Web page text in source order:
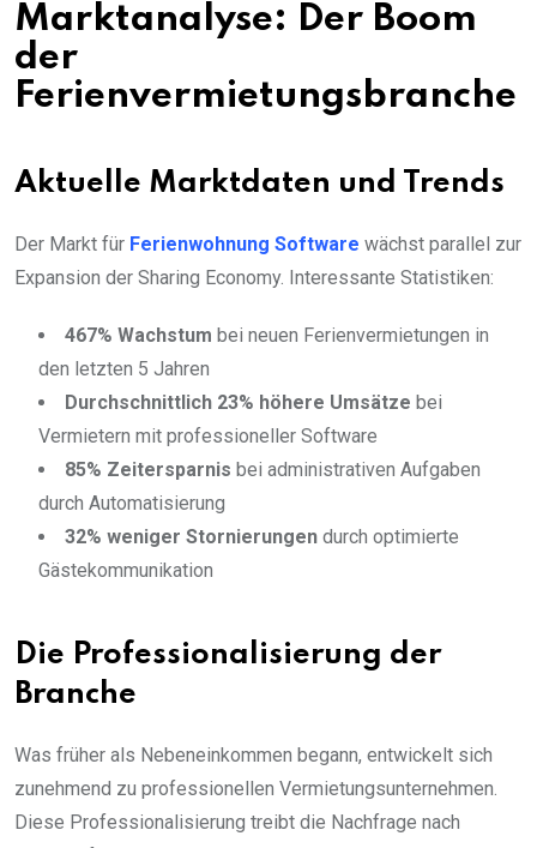
Marktanalyse: Der Boom
der
Ferienvermietungsbranche
Aktuelle Marktdaten und Trends
Der Markt für Ferienwohnung Software wächst parallel zur
Expansion der Sharing Economy. Interessante Statistiken:
467% Wachstum bei neuen Ferienvermietungen in
den letzten 5 Jahren
Durchschnittlich 23% höhere Umsätze bei
Vermietern mit professioneller Software
85% Zeitersparnis bei administrativen Aufgaben
durch Automatisierung
32% weniger Stornierungen durch optimierte
Gästekommunikation
Die Professionalisierung der
Branche
Was früher als Nebeneinkommen begann, entwickelt sich
zunehmend zu professionellen Vermietungsunternehmen.
Diese Professionalisierung treibt die Nachfrage nach